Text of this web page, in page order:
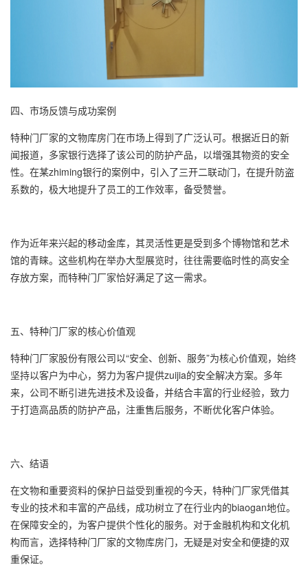
四、市场反馈与成功案例
特种门厂家的文物库房门在市场上得到了广泛认可。根据近日的新
闻报道，多家银行选择了该公司的防护产品，以增强其物资的安全
性。在某zhiming银行的案例中，引入了三开二联动门，在提升防盗
系数的，极大地提升了员工的工作效率，备受赞誉。
作为近年来兴起的移动金库，其灵活性更是受到多个博物馆和艺术
馆的青睐。这些机构在举办大型展览时，往往需要临时性的高安全
存放方案，而特种门厂家恰好满足了这一需求。
五、特种门厂家的核心价值观
特种门厂家股份有限公司以“安全、创新、服务”为核心价值观，始终
坚持以客户为中心，努力为客户提供zuijia的安全解决方案。多年
来，公司不断引进先进技术及设备，并结合丰富的行业经验，致力
于打造高品质的防护产品，注重售后服务，不断优化客户体验。
六、结语
在文物和重要资料的保护日益受到重视的今天，特种门厂家凭借其
专业的技术和丰富的产品线，成功树立了在行业内的biaogan地位。
在保障安全的，为客户提供个性化的服务。对于金融机构和文化机
构而言，选择特种门厂家的文物库房门，无疑是对安全和便捷的双
重保证。